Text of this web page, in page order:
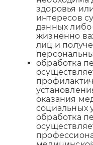
здоровья
интересов
данных
жизненно
лиц и
обработка
оказания
социальных
обработка